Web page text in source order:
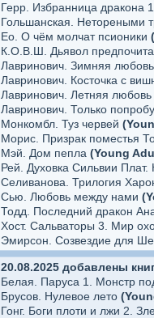
Герр. Избранница дракона
Гольшанская. Нетореными
Ео. О чём молчат псионики
К.О.В.Ш. Дьявол
Лавринович. Зимняя
Лавринович. Косточка с
Лавринович. Летняя
Лавринович. Только
Монкомбл. Туз червей
Морис. Призрак поместья
Мэй. Дом пепла (Young
Рей. Духовка Сильвии Плат.
Селиванова. Трилогия
Сью. Любовь между нами
Тодд. Последний дракон
Хост. Сальваторы 3. Мир
Эмирсон. Созвездие для
20.08.2025 добавлены
Белая. Паруса 1. Монстр
Брусов. Нулевое лето
Гонг. Боги плоти и лжи 2.